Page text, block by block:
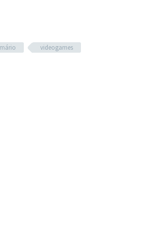
videogames